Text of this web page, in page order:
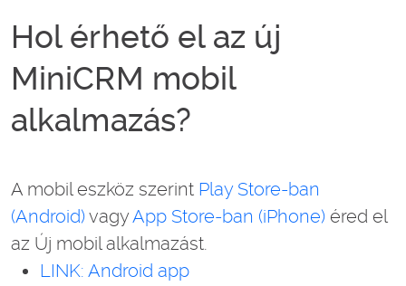
Hol érhető el az új
MiniCRM mobil
alkalmazás?
A mobil eszköz szerint Play Store-ban
(Android)vagyApp Store-ban (iPhone) éred el
az Új mobil alkalmazást.
LINK: Android app